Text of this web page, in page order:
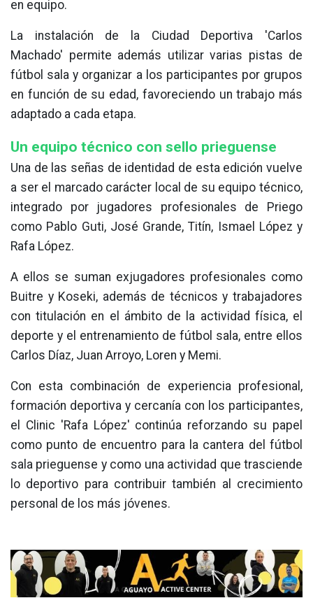
en equipo.
La instalación de la Ciudad Deportiva 'Carlos
Machado' permite además utilizar varias pistas de
fútbol sala y organizar a los participantes por grupos
en función de su edad, favoreciendo un trabajo más
adaptado a cada etapa.
Un equipo técnico con sello prieguense
Una de las señas de identidad de esta edición vuelve
a ser el marcado carácter local de su equipo técnico,
integrado por jugadores profesionales de Priego
como Pablo Guti, José Grande, Titín, Ismael López y
Rafa López.
A ellos se suman exjugadores profesionales como
Buitre y Koseki, además de técnicos y trabajadores
con titulación en el ámbito de la actividad física, el
deporte y el entrenamiento de fútbol sala, entre ellos
Carlos Díaz, Juan Arroyo, Loren y Memi.
Con esta combinación de experiencia profesional,
formación deportiva y cercanía con los participantes,
el Clinic 'Rafa López' continúa reforzando su papel
como punto de encuentro para la cantera del fútbol
sala prieguense y como una actividad que trasciende
lo deportivo para contribuir también al crecimiento
personal de los más jóvenes.